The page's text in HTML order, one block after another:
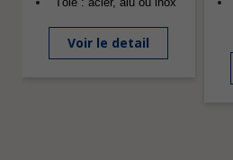
Voir le detail